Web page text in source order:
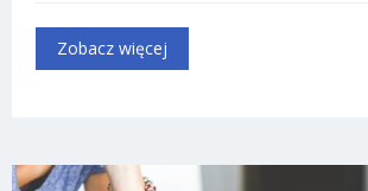
Zobacz więcej